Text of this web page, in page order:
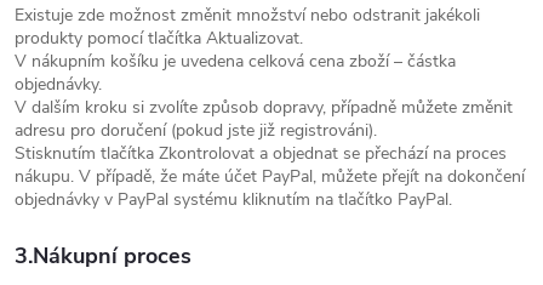
Existuje zde možnost změnit množství nebo odstranit jakékoli
produkty pomocí tlačítka Aktualizovat.
V nákupním košíku je uvedena celková cena zboží – částka
objednávky.
V dalším kroku si zvolíte způsob dopravy, případně můžete změnit
adresu pro doručení (pokud jste již registrováni).
Stisknutím tlačítka Zkontrolovat a objednat se přechází na proces
nákupu. V případě, že máte účet PayPal, můžete přejít na dokončení
objednávky v PayPal systému kliknutím na tlačítko PayPal.
3.Nákupní proces